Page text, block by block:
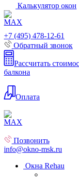
Калькулятор окон
+7 (495) 478-12-61
Обратный звонок
Рассчитать
балкона
Оплата
Позвонить
info@okno-msk.ru
Окна Rehau